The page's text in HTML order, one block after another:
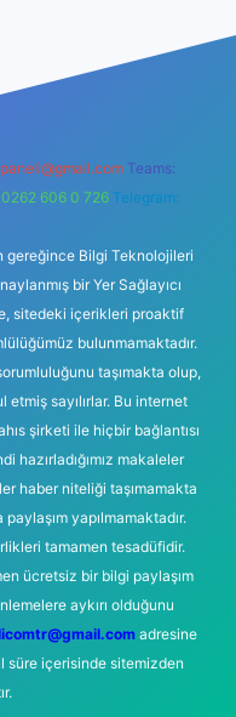
Teams:
606 0 726 Telegram:
gereğince Bilgi Teknolojileri
bir Yer Sağlayıcı
sitedeki içerikleri proaktif
bulunmamaktadır.
taşımakta olup,
sayılırlar. Bu internet
şirketi ile hiçbir bağlantısı
hazırladığımız makaleler
haber niteliği taşımamakta
yapılmamaktadır.
tamamen tesadüfidir.
ücretsiz bir bilgi paylaşım
aykırı olduğunu
adresine
süre içerisinde sitemizden